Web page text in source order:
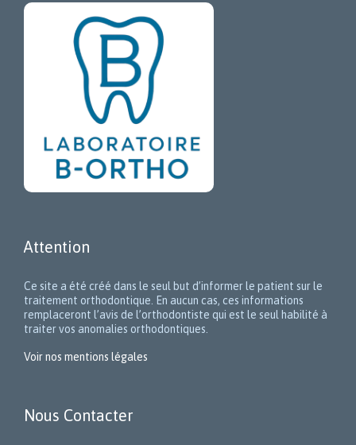
Attention
Ce site a été créé dans le seul but d’informer le patient sur le
traitement orthodontique. En aucun cas, ces informations
remplaceront l’avis de l’orthodontiste qui est le seul habilité à
traiter vos anomalies orthodontiques.
Voir nos mentions légales
Nous Contacter